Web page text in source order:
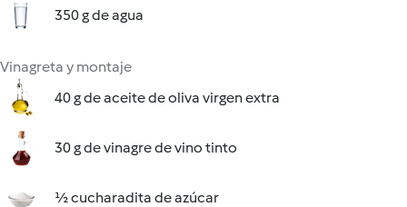
350 g de agua
Vinagreta y montaje
40 g de aceite de oliva virgen extra
30 g de vinagre de vino tinto
½ cucharadita de azúcar